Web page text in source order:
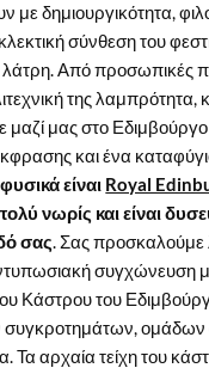
δημιουργικότητα,
σύνθεση του
λάτρη. Από
της
μαζί μας στο
και ένα
είναι Royal
νωρίς και είναι
σας. Σας προσκαλούμε
συγχώνευση
Κάστρου του
συγκροτημάτων,
Τα αρχαία τείχη του